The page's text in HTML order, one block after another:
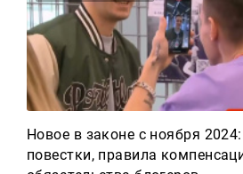
Новое в законе с ноября
повестки, правила